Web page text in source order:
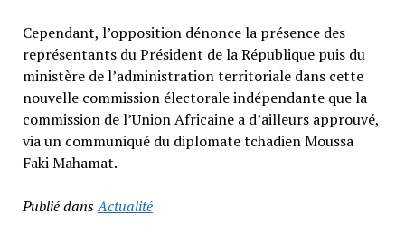
Cependant, l’opposition dénonce la présence des
représentants du Président de la République puis du
ministère de l’administration territoriale dans cette
nouvelle commission électorale indépendante que la
commission de l’Union Africaine a d’ailleurs approuvé,
via un communiqué du diplomate tchadien Moussa
Faki Mahamat.
Publié dansActualité